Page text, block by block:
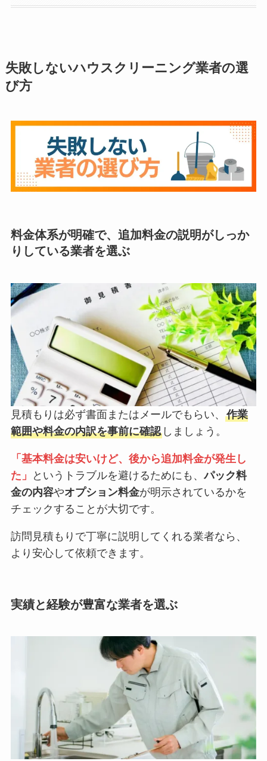
失敗しないハウスクリーニング業者の選
び方
料金体系が明確で、追加料金の説明がしっか
りしている業者を選ぶ
見積もりは必ず書面またはメールでもらい、 作業
範囲や料金の内訳を事前に確認しましょう。
「基本料金は安いけど、後から追加料金が発生し
た」
というトラブルを避けるためにも、パック料
金の内容やオプション料金が明示されているかを
チェックすることが大切です。
訪問見積もりで丁寧に説明してくれる業者なら、
より安心して依頼できます。
実績と経験が豊富な業者を選ぶ